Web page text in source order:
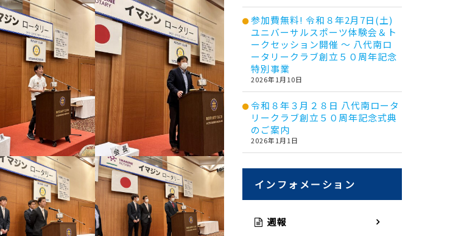
参加費無料! 令和８年2月7日(土)
ユニバーサルスポーツ体験会＆ト
ークセッション開催 ～ 八代南ロ
ータリークラブ創立５０周年記念
特別事業
2026年1月10日
令和８年３月２８日 八代南ロータ
リークラブ創立５０周年記念式典
のご案内
2026年1月1日
インフォメーション
週報